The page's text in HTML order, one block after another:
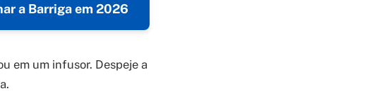
a Barriga em 2026
em um infusor. Despeje a